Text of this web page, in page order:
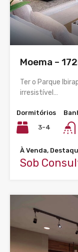
Moema –
Ter o Parque
irresistível…
Dormitórios
3-4
À Venda,
Sob